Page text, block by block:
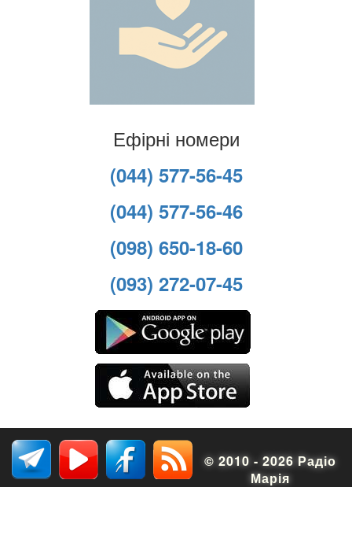
Ефірні номери
(044) 577-56-45
(044) 577-56-46
(098) 650-18-60
(093) 272-07-45
© 2010 - 2026 Радіо
Марія